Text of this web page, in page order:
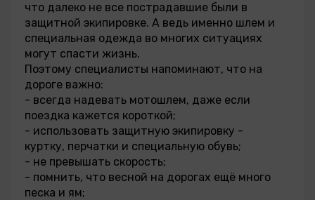
что далеко не все пострадавшие были в
защитной экипировке. А ведь именно шлем и
специальная одежда во многих ситуациях
могут спасти жизнь.
Поэтому специалисты напоминают, что на
дороге важно:
- всегда надевать мотошлем, даже если
поездка кажется короткой;
- использовать защитную экипировку -
куртку, перчатки и специальную обувь;
- не превышать скорость;
- помнить, что весной на дорогах ещё много
песка и ям;